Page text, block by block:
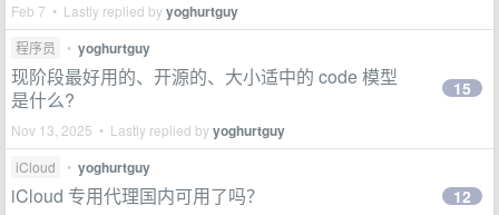
Feb 7 • Lastly replied byyoghurtguy
程序员 • yoghurtguy
现阶段最好用的、开源的、大小适中的 code 模型
是什么?
Nov 13, 2025 • Lastly replied byyoghurtguy
15
iCloud • yoghurtguy
iCloud 专用代理国内可用了吗？ 12